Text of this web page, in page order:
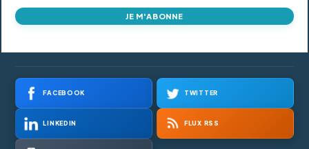
JE M'ABONNE
FACEBOOK TWITTER
LINKEDIN FLUX RSS